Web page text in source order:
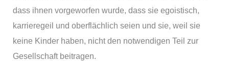
dass ihnen vorgeworfen wurde, dass sie egoistisch,
karrieregeil und oberflächlich seien und sie, weil sie
keine Kinder haben, nicht den notwendigen Teil zur
Gesellschaft beitragen.